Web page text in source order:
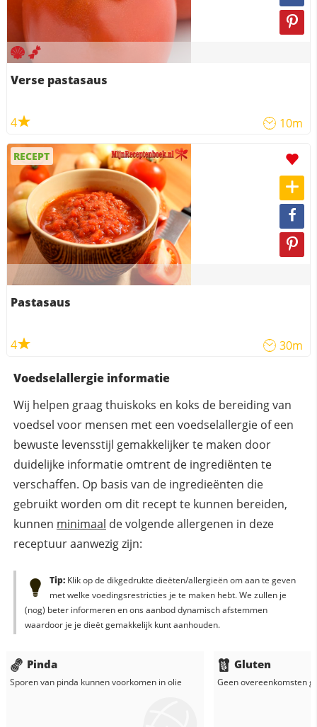
Verse pastasaus
4 10m
RECEPT
Pastasaus
4 30m
Voedselallergie informatie
Wij helpen graag thuiskoks en koks de bereiding van
voedsel voor mensen met een voedselallergie of een
bewuste levensstijl gemakkelijker te maken door
duidelijke informatie omtrent de ingrediënten te
verschaffen. Op basis van de ingredieënten die
gebruikt worden om dit recept te kunnen bereiden,
kunnen minimaal de volgende allergenen in deze
receptuur aanwezig zijn:
Tip:Klik op de dikgedrukte dieëten/allergieën om aan te geven
met welke voedingsrestricties je te maken hebt. We zullen je
(nog) beter informeren en ons aanbod dynamisch afstemmen
waardoor je je dieët gemakkelijk kunt aanhouden.
Pinda
Sporen van pinda kunnen voorkomen inolie
Gluten
Geen overeenkomsten